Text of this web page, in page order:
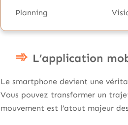
Planning
L’application
Le smartphone devient une
Vous pouvez transformer un
mouvement est l’atout majeur